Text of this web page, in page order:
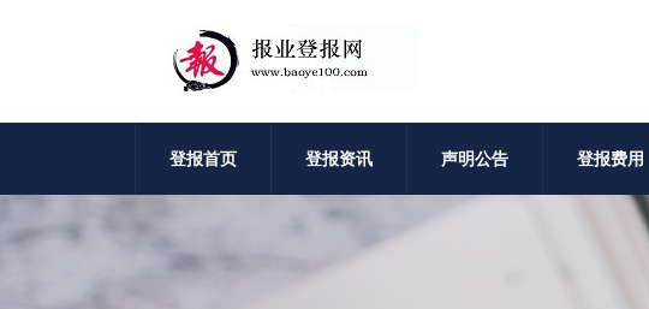
登报首页 登报资讯 声明公告 登报费用